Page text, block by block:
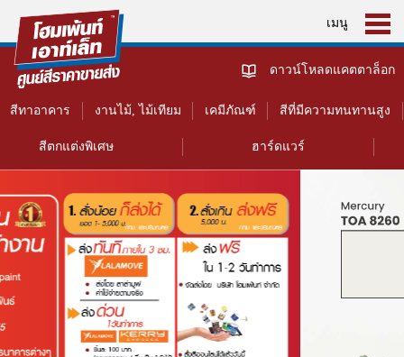
เมนู
สีทาอาคาร งานไม้, ไม้เทียม เคมีภัณฑ์ สีที่มีความทนทานสูง
สีตกแต่งพิเศษ ฮาร์ดแวร์
ดาวน์โหลดแคตตาล็อก